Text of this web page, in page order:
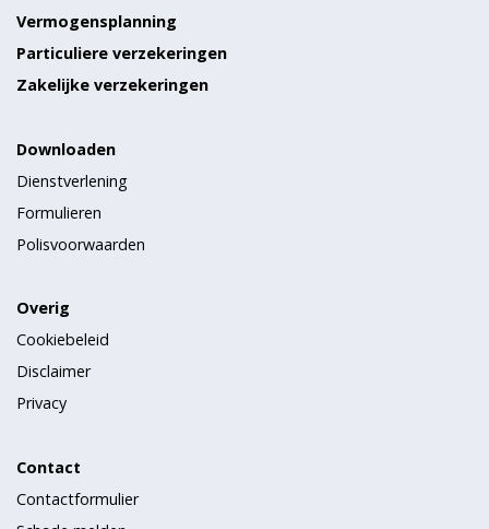
Vermogensplanning
Particuliere verzekeringen
Zakelijke verzekeringen
Downloaden
Dienstverlening
Formulieren
Polisvoorwaarden
Overig
Cookiebeleid
Disclaimer
Privacy
Contact
Contactformulier